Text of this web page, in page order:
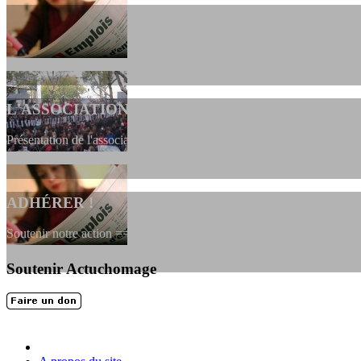
L'ASSOCIATION
Présentation de l'association et de sa charte qui encadre nos actions et
ADHÉRER !
Soutenir notre action ==> Si vous souhaitez adhérer à l’association,
LES FONDATEURS
Soutenir Actuchomage